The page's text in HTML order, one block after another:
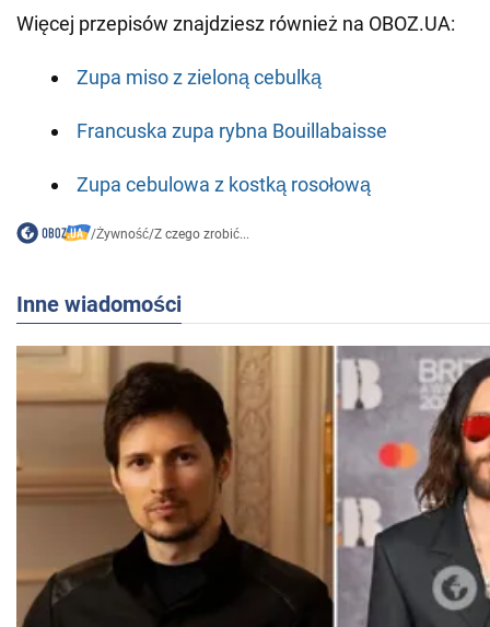
Więcej przepisów znajdziesz również na OBOZ.UA:
Zupa miso z zieloną cebulką
Francuska zupa rybna Bouillabaisse
Zupa cebulowa z kostką rosołową
/Żywność/Z czego zrobić...
Inne wiadomości